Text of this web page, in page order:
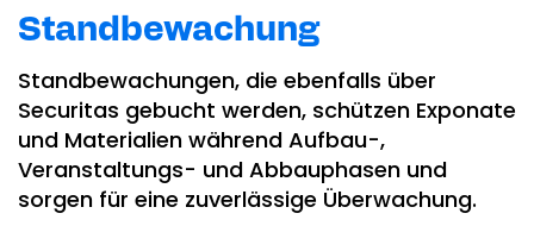
Standbewachung
Standbewachungen, die ebenfalls über
Securitas gebucht werden, schützen Exponate
und Materialien während Aufbau-,
Veranstaltungs- und Abbauphasen und
sorgen für eine zuverlässige Überwachung.